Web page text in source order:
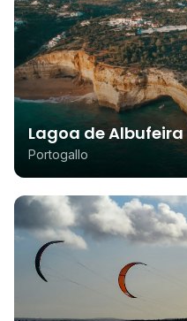
Lagoa de Albufeira
Portogallo